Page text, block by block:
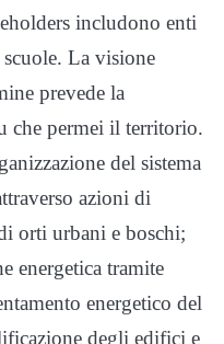
includono enti
La visione
prevede la
che permei il territorio.
del sistema
azioni di
orti urbani e boschi;
energetica tramite
energetico del
degli edifici e